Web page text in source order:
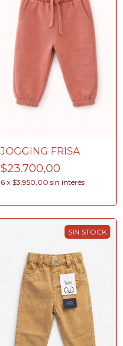
JOGGING FRISA
$23.700,00
6 x $3.950,00 sin interés
SIN STOCK